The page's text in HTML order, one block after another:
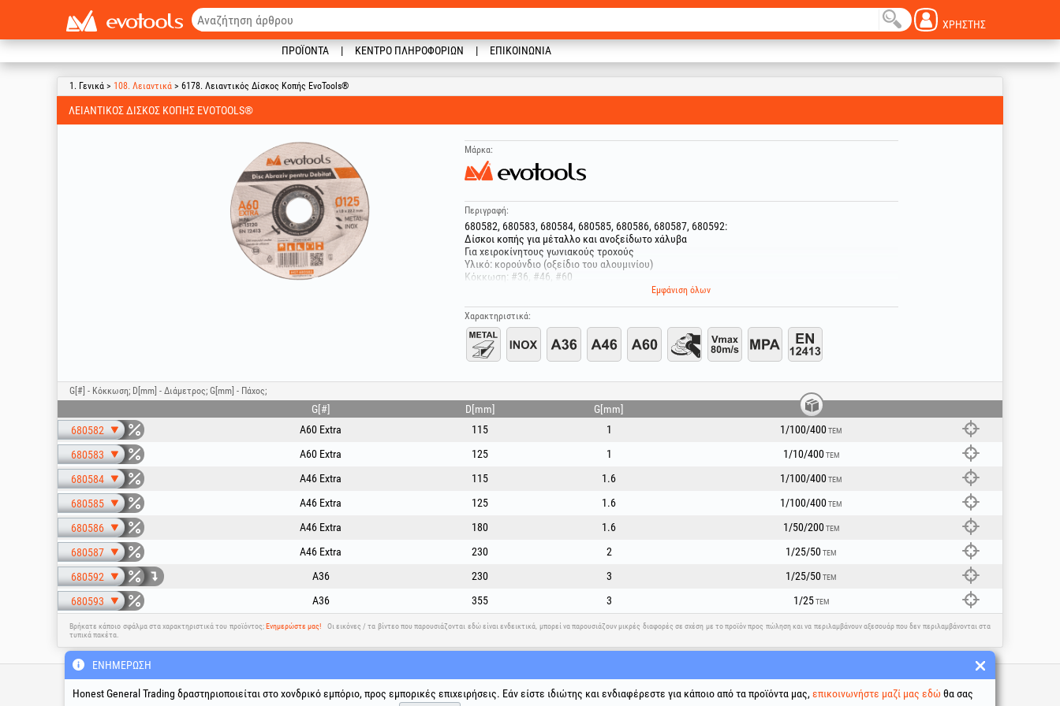
ΧΡΉΣΤΗΣ
ΠΡΟΪΌΝΤΑ ΚΈΝΤΡΟ ΠΛΗΡΟΦΟΡΙΏΝ ΕΠΙΚΟΙΝΩΝΊΑ
1. Γενικά > 108. Λειαντικά > 6178. Λειαντικός Δίσκος Κοπής EvoTools®
ΛΕΙΑΝΤΙΚΌΣ ΔΊΣΚΟΣ ΚΟΠΉΣ EVOTOOLS®
Μάρκα:
Περιγραφή:
680582, 680583, 680584, 680585, 680586, 680587, 680592:
Δίσκοι κοπής για μέταλλο και ανοξείδωτο χάλυβα
Για χειροκίνητους γωνιακούς τροχούς
Υλικό: κορούνδιο (οξείδιο του αλουμινίου)
Κόκκωση: #36, #46, #60
680593:
Χρήση με σταθερά κοπτικά μηχανήματα
Υλικό: κορούνδιο (οξείδιο του αλουμινίου)
Μέγιστη περιφερειακή ταχύτητα 80m/s
Τοποθετήστε τον λειαντικό δίσκο με την πλευρά που φέρει το μεταλλικό δαχτυλίδι προς τα
μέσα· αυτό αποτρέπει το μπλοκάρισμα / κόλλημα του δίσκου στον άξονα!
Εμφάνιση όλων
Χαρακτηριστικά:
G[#] - Κόκκωση; D[mm] - Διάμετρος; G[mm] - Πάχος;
G[#] D[mm]
G[mm]
680582
A60 Extra 115 1 1/100/400ΤΕΜ
680583 A60 Extra 125 1 1/10/400ΤΕΜ
680584 A46 Extra 115 1.6 1/100/400ΤΕΜ
680585 A46 Extra 125 1.6 1/100/400ΤΕΜ
680586 A46 Extra 180 1.6 1/50/200ΤΕΜ
680587 A46 Extra 230 2 1/25/50ΤΕΜ
680592 A36 230 3 1/25/50ΤΕΜ
680593 A36 355 3 1/25ΤΕΜ
Βρήκατε κάποιο σφάλμα στα χαρακτηριστικά του προϊόντος;Ενημερώστε μας!
Οι εικόνες / τα βίντεο που παρουσιάζονται εδώ είναι ενδεικτικά, μπορεί να παρουσιάζουν μικρές διαφορές σε σχέση με το προϊόν προς πώληση και να περιλαμβάνουν αξεσουάρ που δεν περιλαμβάνονται στα
τυπικά πακέτα.
Τεχνική γραμμή υποστήριξης
& σέρβις
Κοινωνικά δίκτυα Επίλυση διαφορών Χρήσιμοι σύνδεσμοι
ΕΝΗΜΈΡΩΣΗ
Honest General Trading δραστηριοποιείται στο χονδρικό εμπόριο, προς εμπορικές επιχειρήσεις. Εάν είστε ιδιώτης και ενδιαφέρεστε για κάποιο από τα προϊόντα μας, επικοινωνήστε μαζί μας εδώ θα σας